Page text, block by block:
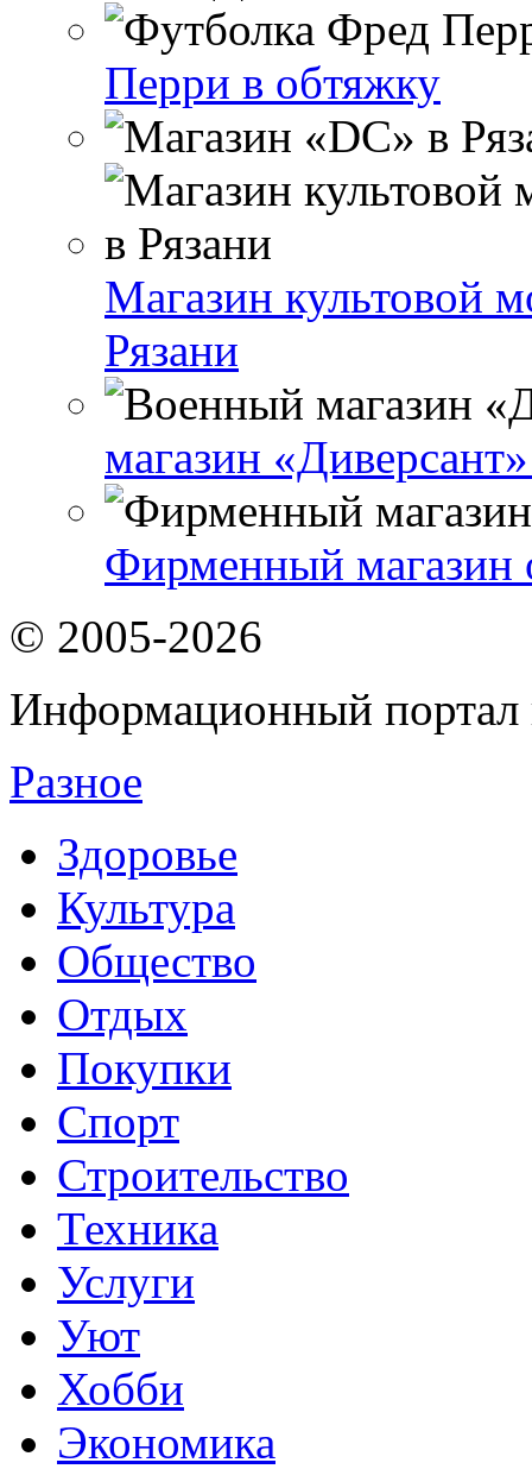
Перри в обтяжку
Магазин культовой
Рязани
магазин
Фирменный магазин
© 2005-2026
Информационный портал
Разное
Здоровье
Культура
Общество
Отдых
Покупки
Спорт
Строительство
Техника
Услуги
Уют
Хобби
Экономика